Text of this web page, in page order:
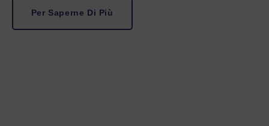
Per Saperne Di Più